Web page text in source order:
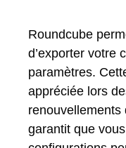
Roundcube
d’exporter votre
paramètres.
appréciée lors
renouvellements
garantit que